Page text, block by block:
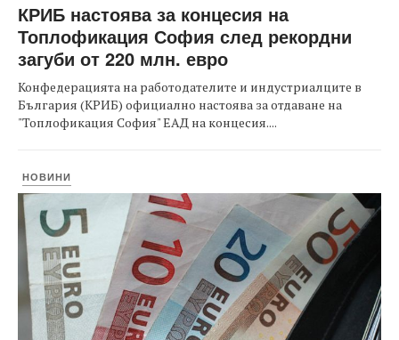
КРИБ настоява за концесия на
Топлофикация София след рекордни
загуби от 220 млн. евро
Конфедерацията на работодателите и индустриалците в
България (КРИБ) официално настоява за отдаване на
"Топлофикация София" ЕАД на концесия....
НОВИНИ